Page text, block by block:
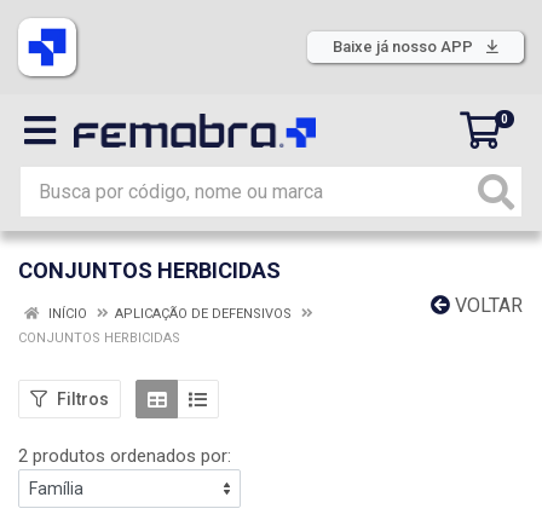
Baixe já nosso APP
0
CONJUNTOS HERBICIDAS
VOLTAR
INÍCIO
APLICAÇÃO DE DEFENSIVOS
CONJUNTOS HERBICIDAS
Filtros
2 produtos ordenados por: